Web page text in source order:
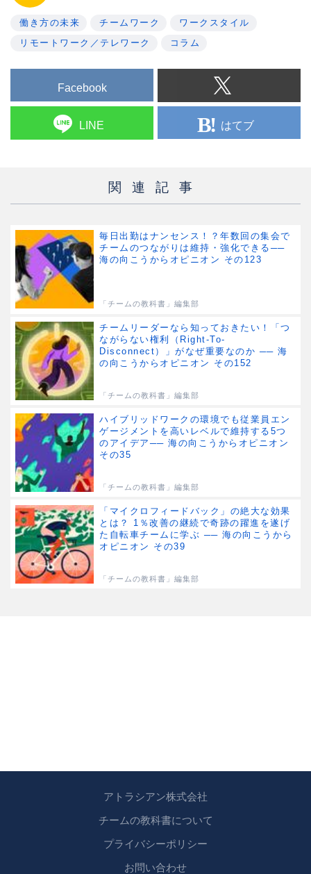
働き方の未来 チームワーク
ワークスタイル
リモートワーク／テレワーク
コラム
Facebook
LINE はてブ
関連記事
毎日出勤はナンセンス！？年数回の集会で
チームのつながりは維持・強化できる──
海の向こうからオピニオン その123
「チームの教科書」編集部
チームリーダーなら知っておきたい！「つ
ながらない権利（Right-To-
Disconnect）」がなぜ重要なのか ── 海
の向こうからオピニオン その152
「チームの教科書」編集部
ハイブリッドワークの環境でも従業員エン
ゲージメントを高いレベルで維持する5つ
のアイデア── 海の向こうからオピニオン
その35
「チームの教科書」編集部
「マイクロフィードバック」の絶大な効果
とは？ 1％改善の継続で奇跡の躍進を遂げ
た自転車チームに学ぶ ── 海の向こうから
オピニオン その39
「チームの教科書」編集部
アトラシアン株式会社
チームの教科書について
プライバシーポリシー
お問い合わせ